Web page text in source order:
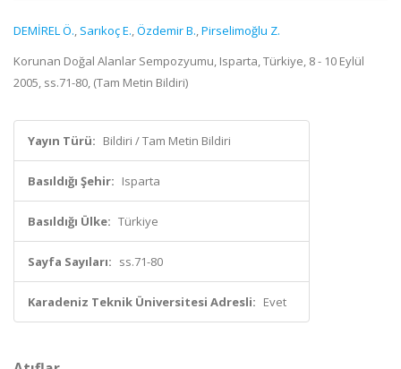
DEMİREL Ö., Sarıkoç E.,Özdemir B.,Pirselimoğlu Z.
Korunan Doğal Alanlar Sempozyumu, Isparta, Türkiye, 8 - 10 Eylül
2005, ss.71-80, (Tam Metin Bildiri)
Yayın Türü: Bildiri / Tam Metin Bildiri
Basıldığı Şehir: Isparta
Basıldığı Ülke: Türkiye
Sayfa Sayıları: ss.71-80
Karadeniz Teknik Üniversitesi Adresli: Evet